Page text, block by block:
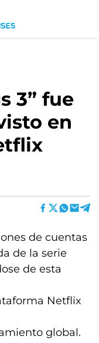
3” fue
en
de cuentas
de la serie
de esta
Netflix
global.